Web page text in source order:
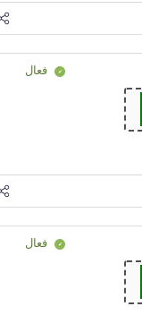
فعال
فعال